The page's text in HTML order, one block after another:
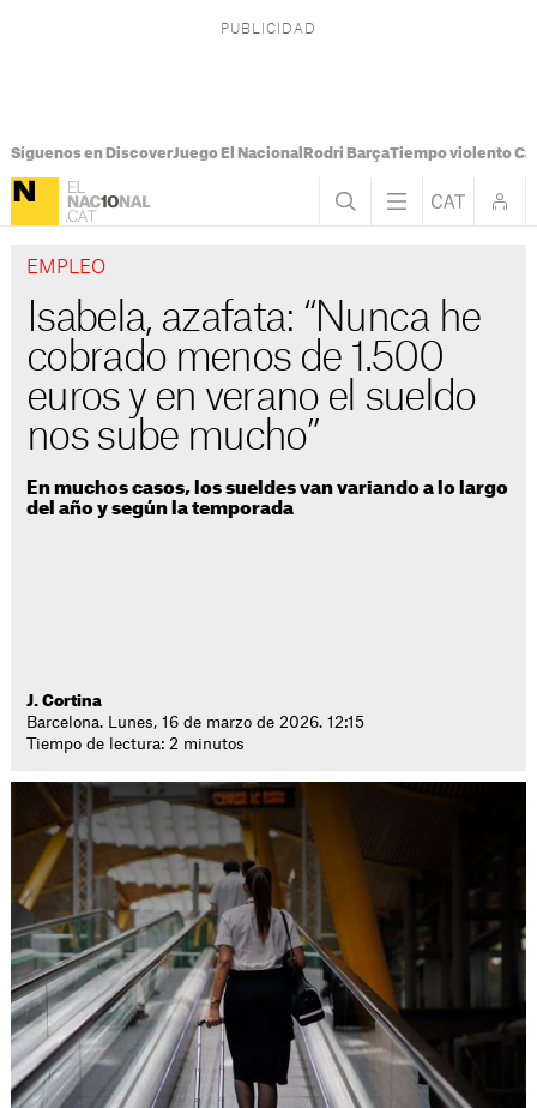
Síguenos en DiscoverJuego El Nacional Rodri BarçaTiempo violento
EMPLEO
Isabela, azafata: “Nunca he
cobrado menos de 1.500
euros y en verano el sueldo
nos sube mucho”
En muchos casos, los sueldes van variando a lo largo
del año y según la temporada
J. Cortina
Barcelona. Lunes, 16 de marzo de 2026. 12:15
Tiempo de lectura: 2 minutos